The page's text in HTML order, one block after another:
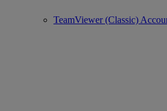
TeamViewer (Classic)